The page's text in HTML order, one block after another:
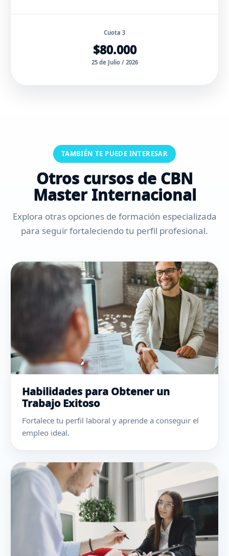
Cuota 3
$80.000
25 de Julio / 2026
TAMBIÉN TE PUEDE INTERESAR
Otros cursos de CBN
Master Internacional
Explora otras opciones de formación especializada
para seguir fortaleciendo tu perfil profesional.
Habilidades para Obtener un
Trabajo Exitoso
Fortalece tu perfil laboral y aprende a conseguir el
empleo ideal.